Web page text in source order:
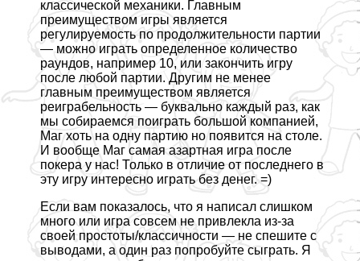
классической механики. Главным
преимуществом игры является
регулируемость по продолжительности партии
— можно играть определенное количество
раундов, например 10, или закончить игру
после любой партии. Другим не менее
главным преимуществом является
реиграбельность — буквально каждый раз, как
мы собираемся поиграть большой компанией,
Маг хоть на одну партию но появится на столе.
И вообще Маг самая азapтная игра после
покера у нас! Только в отличие от последнего в
эту игру интересно играть без денег. =)
Если вам показалось, что я написал слишком
много или игра совсем не привлекла из-за
своей простоты/классичности — не спешите с
выводами, а один раз попробуйте сыграть. Я